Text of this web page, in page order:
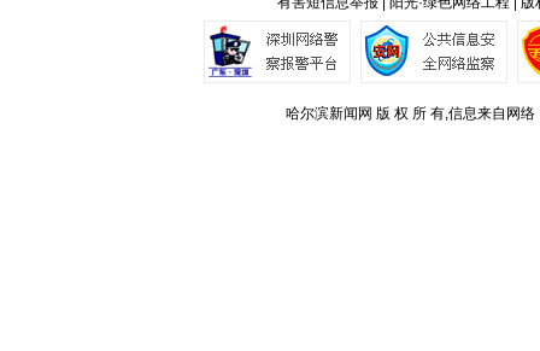
哈尔滨新闻网 版 权 所 有,信息来自网